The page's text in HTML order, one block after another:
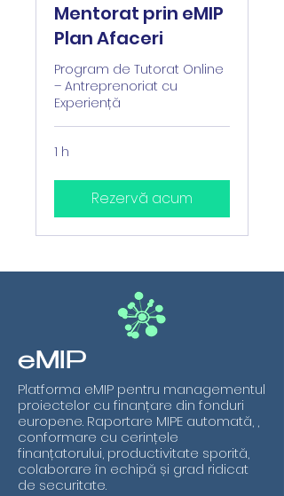
Mentorat prin eMIP
Plan Afaceri
Program de Tutorat Online
– Antreprenoriat cu
Experiență
1 h
Rezervă acum
eMIP
Platforma eMIP pentru managementul
proiectelor cu finanțare din fonduri
europene. Raportare MIPE automată, ,
conformare cu cerințele
finanțatorului, productivitate sporită,
colaborare în echipă și grad ridicat
de securitate.